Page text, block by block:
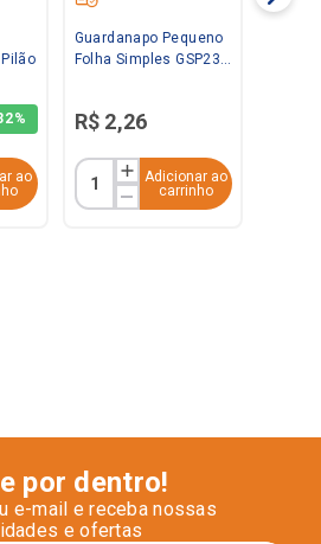
ao
Guardanapo Pequeno
Folha Simples GSP23
R$ 2,26
Adicionar ao
carrinho
por dentro!
e-mail e receba nossas
e ofertas